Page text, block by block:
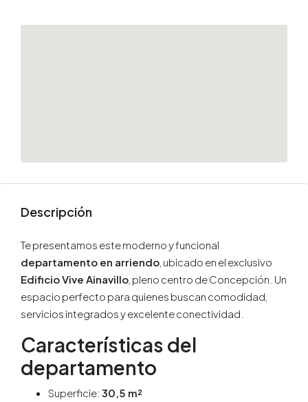
Descripción
Te presentamos este moderno y funcional
departamento en arriendo , ubicado en el exclusivo
Edificio Vive Ainavillo , pleno centro de Concepción. Un
espacio perfecto para quienes buscan comodidad,
servicios integrados y excelente conectividad.
Características del
departamento
Superficie: 30,5 m²